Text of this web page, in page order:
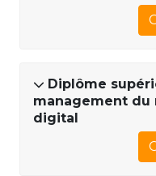
Diplôme
management du
digital